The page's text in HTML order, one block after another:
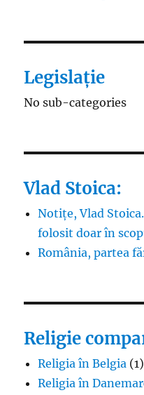
Legislație
No sub-categories
Vlad Stoica:
Notițe, Vlad
folosit doar în
România, partea
Religie
Religia în Belgia (1)
Religia în